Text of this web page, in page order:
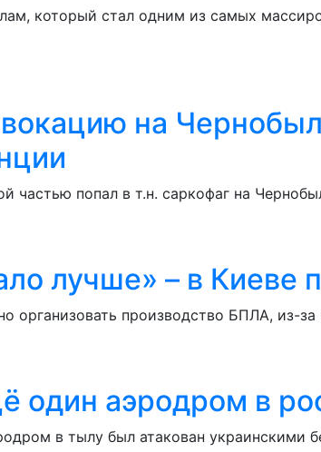
который стал одним из самых
на
частью попал в т.н. саркофаг на
лучше» – в Киеве
организовать производство БПЛА, из-
один аэродром в
в тылу был атакован украинскими